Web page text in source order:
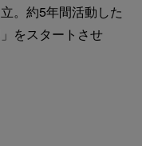
。約5年間活動した
をスタートさせ